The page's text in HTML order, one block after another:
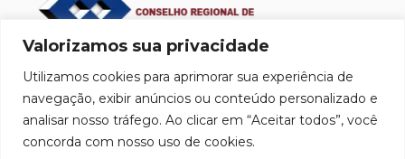
Valorizamos sua privacidade
Utilizamos cookies para aprimorar sua experiência de
navegação, exibir anúncios ou conteúdo personalizado e
analisar nosso tráfego. Ao clicar em “Aceitar todos”, você
concorda com nosso uso de cookies.
Obrigatoriedade do registro CRA para Profissionais e Empresas de
Perícia Judicial e Administração de Empresas Lei 4.769/65.
Exija o registro antes da contratação.